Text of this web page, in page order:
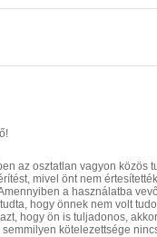
az osztatlan vagyon közös
mivel önt nem
a használatba
hogy önnek nem volt
hogy ön is tuljadonos, akkor
kötelezettsége